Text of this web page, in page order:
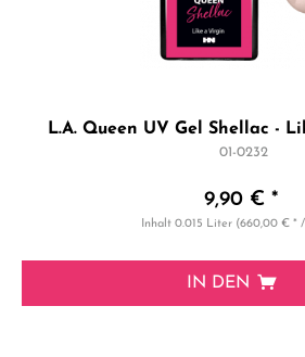
L.A. Queen UV Gel Shellac -
01-0232
9,90 € *
Inhalt 0.015 Liter (660,00 € *
IN DEN